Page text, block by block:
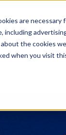
are
including
the cookies
when you visit